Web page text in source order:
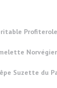
Suzette du